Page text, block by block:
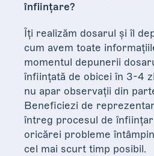
înființare?
Îți realizăm dosarul și îl
cum avem toate
momentul depunerii
înființată de obicei în 3-4
nu apar observații din
Beneficiezi de
întreg procesul de
oricărei probleme
cel mai scurt timp posibil.